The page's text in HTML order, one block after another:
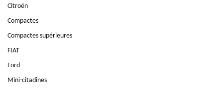
Citroën
Compactes
Compactes supérieures
FIAT
Ford
Mini-citadines